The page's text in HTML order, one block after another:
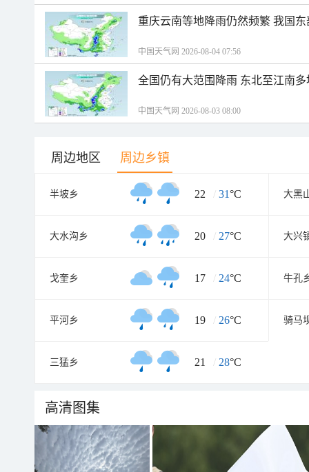
重庆云南等地降雨仍然频繁 我国
中国天气网 2026-08-04 07:56
全国仍有大范围降雨 东北至江南
中国天气网 2026-08-03 08:00
周边地区 周边乡镇
半坡乡 22 / 31°C 大黑
大水沟乡 20 / 27°C 大兴
戈奎乡 17 / 24°C 牛孔
平河乡 19 / 26°C 骑马
三猛乡 21 / 28°C
高清图集